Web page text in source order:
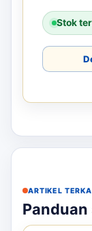
Stok
ARTIKEL